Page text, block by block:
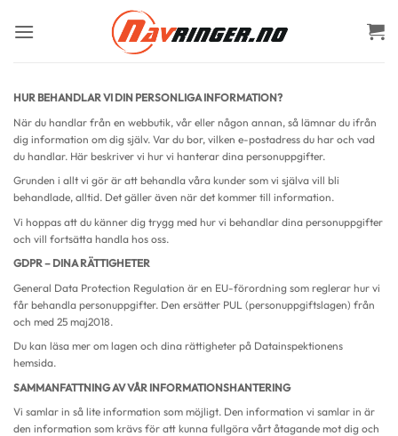
HUR BEHANDLAR VI DIN PERSONLIGA INFORMATION?
När du handlar från en webbutik, vår eller någon annan, så lämnar du ifrån
dig information om dig själv. Var du bor, vilken e-postadress du har och vad
du handlar. Här beskriver vi hur vi hanterar dina personuppgifter.
Grunden i allt vi gör är att behandla våra kunder som vi själva vill bli
behandlade, alltid. Det gäller även när det kommer till information.
Vi hoppas att du känner dig trygg med hur vi behandlar dina personuppgifter
och vill fortsätta handla hos oss.
GDPR – DINA RÄTTIGHETER
General Data Protection Regulation är en EU-förordning som reglerar hur vi
får behandla personuppgifter. Den ersätter PUL (personuppgiftslagen) från
och med 25 maj2018.
Du kan läsa mer om lagen och dina rättigheter på Datainspektionens
hemsida.
SAMMANFATTNING AV VÅR INFORMATIONSHANTERING
Vi samlar in så lite information som möjligt. Den information vi samlar in är
den information som krävs för att kunna fullgöra vårt åtagande mot dig och